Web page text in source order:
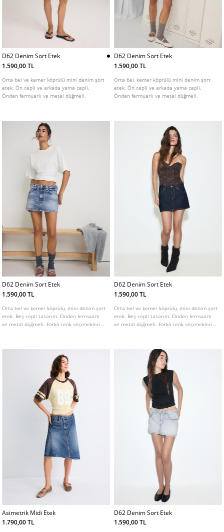
D62 Denim Sort Etek
1.590,00 TL
Orta bel ve kemer köprülü mini denim şort
etek. Ön cepli ve arkada yama cepli.
Önden fermuarlı ve metal düğmeli.
D62 Denim Sort Etek
1.590,00 TL
Orta bel, kemer köprülü mini denim şort
etek. Ön cepli ve arkada yama cepli.
Önden fermuarlı ve metal düğmeli.
D62 Denim Sort Etek
1.590,00 TL
Orta bel ve kemer köprülü, mini denim şort
etek. Beş cepli tasarım. Önden fermuarlı
ve metal düğmeli. Farklı renk seçenekleri
D62 Denim Sort Etek
1.590,00 TL
Orta bel ve kemer köprülü, mini denim şort
etek. Beş cepli tasarım. Önden fermuarlı
ve metal düğmeli. Farklı renk seçenekleri
Asimetrik Midi Etek
1.790,00 TL
D62 Denim Sort Etek
1.590,00 TL